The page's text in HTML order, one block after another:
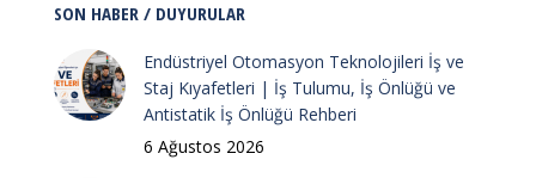
SON HABER / DUYURULAR
Endüstriyel Otomasyon Teknolojileri İş ve
Staj Kıyafetleri | İş Tulumu, İş Önlüğü ve
Antistatik İş Önlüğü Rehberi
6 Ağustos 2026